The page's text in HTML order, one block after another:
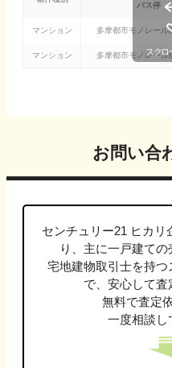
バス停
マンション 多摩都市モノレール
マンション 多摩都市モノレール
お問い合
センチュリー21 ヒカリ
り、主に一戸建ての
宅地建物取引士を持
で、安心して査
無料で査定
一度相談し